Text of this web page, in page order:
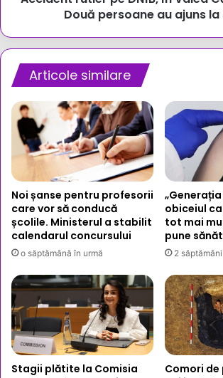
Două persoane au ajuns
Articole similare
Noi șanse pentru profesorii
care vor să conducă
școlile. Ministerul a stabilit
calendarul concursului
o săptămână în urmă
obiceiul
tot mai
pune
2
Stagii plătite la Comisia
Comori de